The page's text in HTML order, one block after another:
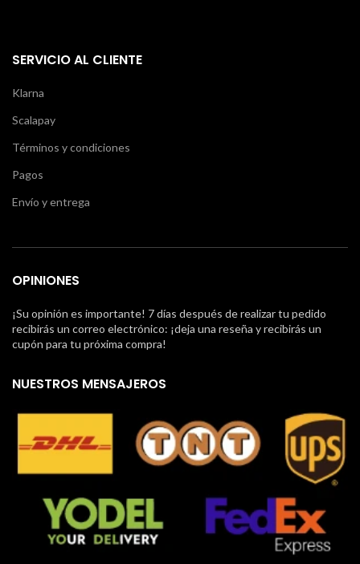
SERVICIO AL CLIENTE
Klarna
Scalapay
Términos y condiciones
Pagos
Envío y entrega
OPINIONES
¡Su opinión es importante! 7 días después de realizar tu pedido
recibirás un correo electrónico: ¡deja una reseña y recibirás un
cupón para tu próxima compra!
NUESTROS MENSAJEROS